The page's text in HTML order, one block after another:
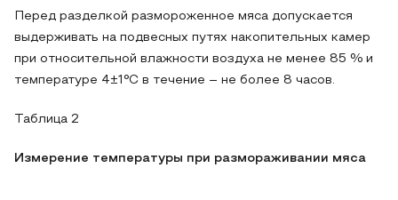
Перед разделкой размороженное мяса допускается
выдерживать на подвесных путях накопительных камер
при относительной влажности воздуха не менее 85 % и
температуре 4±1°С в течение – не более 8 часов.
Таблица 2
Измерение температуры при размораживании мяса